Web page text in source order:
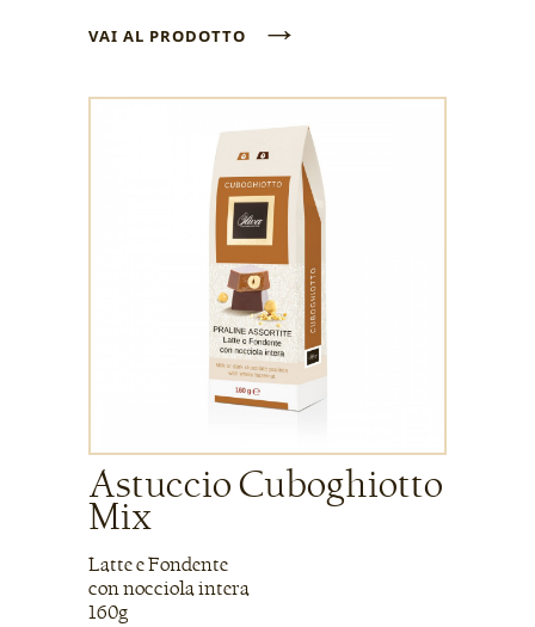
VAI AL PRODOTTO →
Astuccio Cuboghiotto
Mix
Latte e Fondente
con nocciola intera
160g